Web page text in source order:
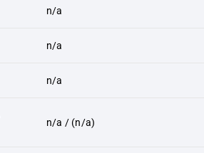
n/a
n/a
n/a
n/a / (n/a)